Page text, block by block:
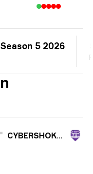
5 2026
CYBERSHOKE Prospects